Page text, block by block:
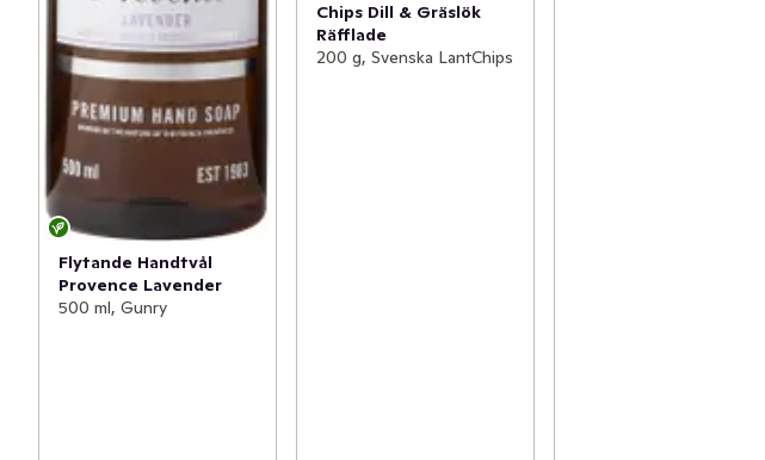
Flytande Handtvål
Provence Lavender
500 ml, Gunry
Chips Dill & Gräslök
Räfflade
200 g, Svenska LantChips